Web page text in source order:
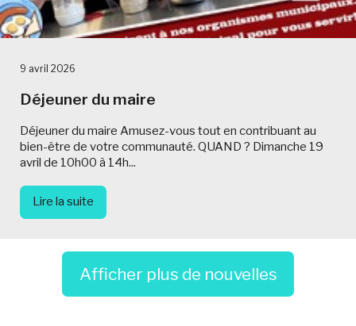
9 avril 2026
Déjeuner du maire
Déjeuner du maire Amusez-vous tout en contribuant au
bien-être de votre communauté. QUAND ? Dimanche 19
avril de 10h00 à 14h...
Lire la suite
Afficher plus de nouvelles